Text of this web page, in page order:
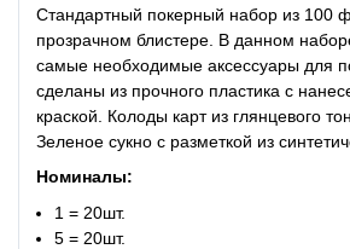
Стандартный покерный набор из 100
прозрачном блистере. В данном
самые необходимые аксессуары для
сделаны из прочного пластика с
краской. Колоды карт из глянцевого
Зеленое сукно с разметкой из
Номиналы:
1 = 20шт.
5 = 20шт.